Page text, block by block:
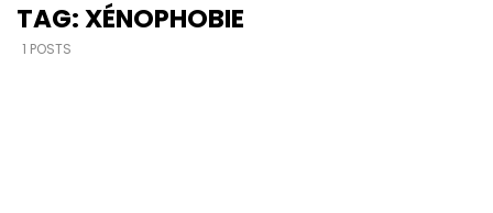
TAG: XÉNOPHOBIE
1 POSTS